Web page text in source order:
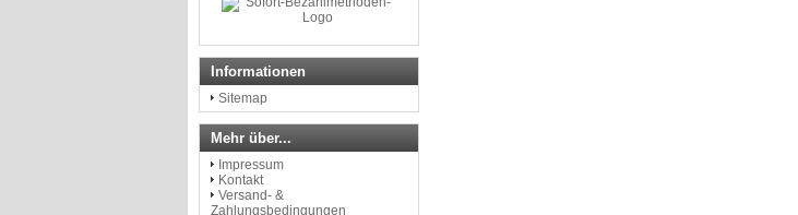
Informationen
Sitemap
Mehr über...
Impressum
Kontakt
Versand- &
Zahlungsbedingungen